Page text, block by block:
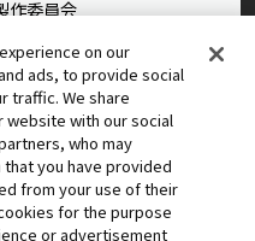
作委員会
re製作委員会
魔防隊広報部
ビ・サンライズ 2009
ＰＡ
ロジェクト ©藤本タツ
on our
ads, to provide social
traffic. We share
website with our social
who may
you have provided
from your use of their
for the purpose
or advertisement